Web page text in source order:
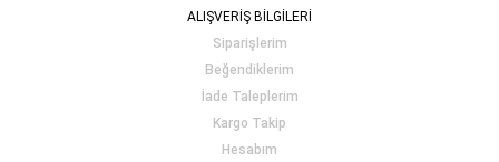
ALIŞVERİŞ BİLGİLERİ
Siparişlerim
Beğendiklerim
İade Taleplerim
Kargo Takip
Hesabım